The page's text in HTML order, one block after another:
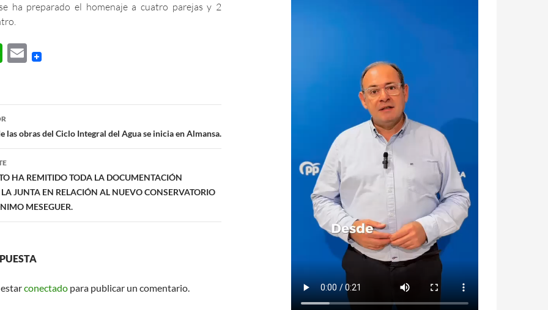
ha preparado el homenaje a cuatro parejas y 2
W
s
A
p
p
E
las obras del Ciclo Integral del Agua se inicia en Almansa.
HA REMITIDO TODA LA DOCUMENTACIÓN
JUNTA EN RELACIÓN AL NUEVO CONSERVATORIO
MESEGUER.
conectado para publicar un comentario.